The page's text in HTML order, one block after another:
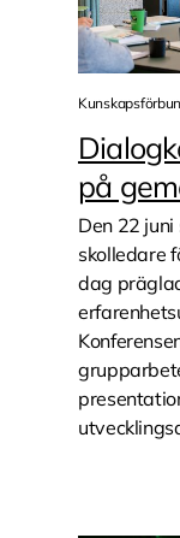
på
Den 22
skolledare
dag